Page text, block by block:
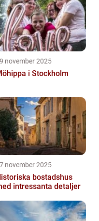
november 2025
i Stockholm
november 2025
bostadshus
intressanta detaljer